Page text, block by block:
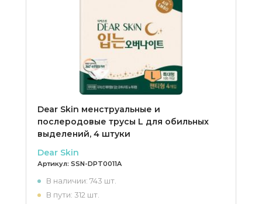
Dear Skin менструальные и
послеродовые трусы L для обильных
выделений, 4 штуки
Dear Skin
Артикул: SSN-DPT0011A
В наличии: 743 шт.
В пути: 312 шт.